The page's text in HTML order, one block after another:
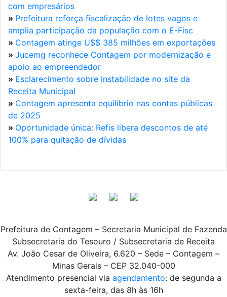
com empresários
» Prefeitura reforça fiscalização de lotes vagos e
amplia participação da população com o E-Fisc
» Contagem atinge U$$ 385 milhões em exportações
» Jucemg reconhece Contagem por modernização e
apoio ao empreendedor
» Esclarecimento sobre instabilidade no site da
Receita Municipal
» Contagem apresenta equilíbrio nas contas públicas
de 2025
» Oportunidade única: Refis libera descontos de até
100% para quitação de dívidas
Prefeitura de Contagem – Secretaria Municipal de Fazenda
Subsecretaria do Tesouro / Subsecretaria de Receita
Av. João Cesar de Oliveira, 6.620 – Sede – Contagem –
Minas Gerais – CEP 32.040-000
Atendimento presencial via agendamento: de segunda a
sexta-feira, das 8h às 16h